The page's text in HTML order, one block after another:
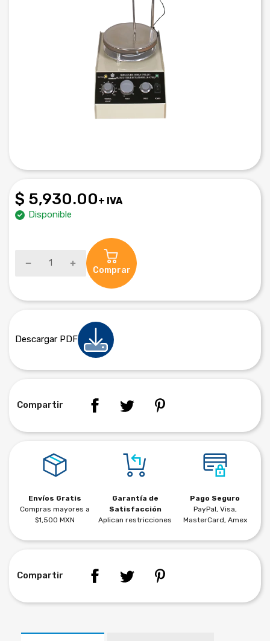
$ 5,930.00+ IVA
Disponible
Comprar
Descargar PDF
Compartir
Envíos Gratis
Compras mayores a
$1,500 MXN
Garantía de
Satisfacción
Aplican restricciones
Pago Seguro
PayPal, Visa,
MasterCard, Amex
Compartir